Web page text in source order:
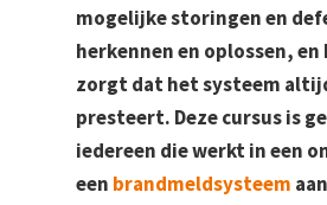
mogelijke storingen en
herkennen en oplossen,
zorgt dat het systeem
presteert. Deze cursus is
iedereen die werkt in een
een brandmeldsysteem